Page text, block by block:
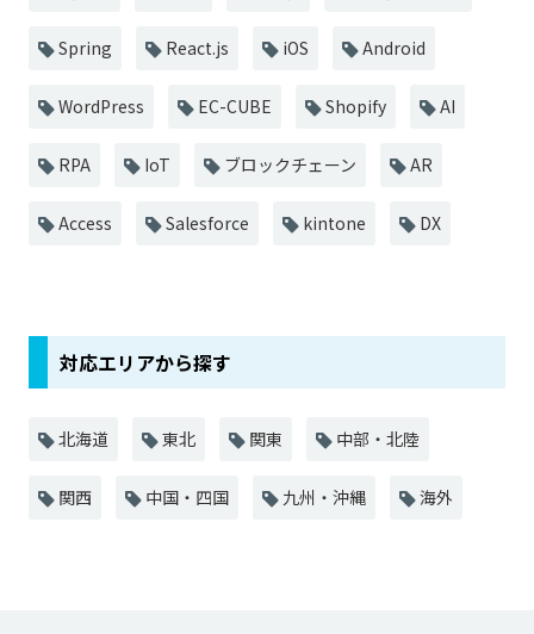
Spring React.js iOS Android
WordPress EC-CUBE Shopify AI
RPA IoT ブロックチェーン AR
Access Salesforce kintone DX
対応エリアから探す
北海道 東北 関東 中部・北陸
関西 中国・四国 九州・沖縄 海外